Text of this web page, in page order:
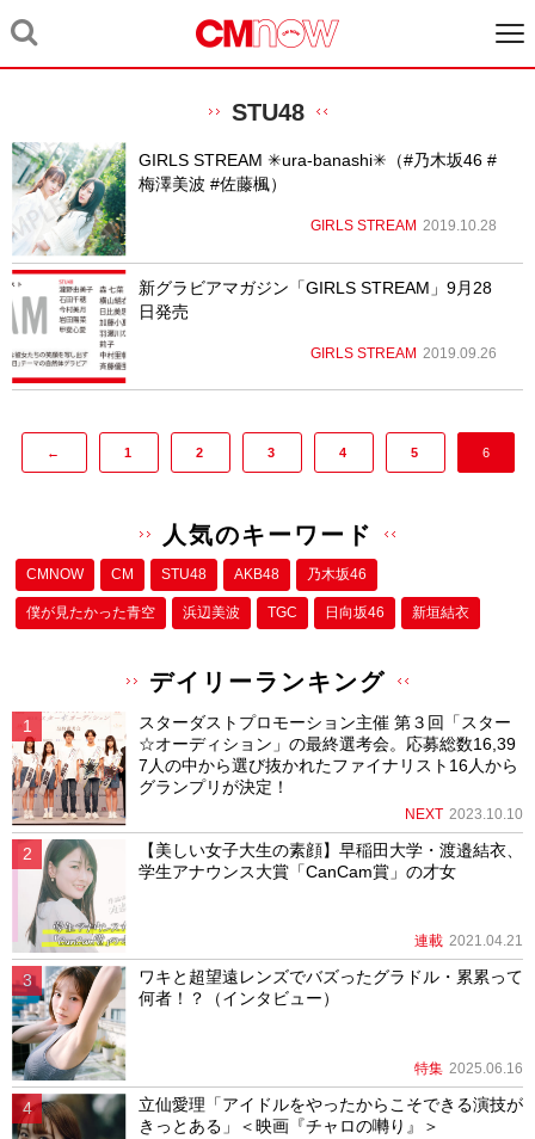
STU48
GIRLS STREAM ✳︎ura-banashi✳︎（#乃木坂46 #
梅澤美波 #佐藤楓）
GIRLS STREAM 2019.10.28
新グラビアマガジン「GIRLS STREAM」9月28
日発売
GIRLS STREAM 2019.09.26
← 1 2 3 4 5 6
人気のキーワード
CMNOW CM STU48 AKB48 乃木坂46
僕が⾒たかった⻘空 浜辺美波 TGC 日向坂46 新垣結衣
デイリーランキング
スターダストプロモーション主催 第３回「スター
☆オーディション」の最終選考会。応募総数16,39
7人の中から選び抜かれたファイナリスト16人から
グランプリが決定！
NEXT 2023.10.10
【美しい女子大生の素顔】早稲田大学・渡邉結衣、
学生アナウンス大賞「CanCam賞」の才女
連載 2021.04.21
ワキと超望遠レンズでバズったグラドル・累累って
何者！？（インタビュー）
特集 2025.06.16
立仙愛理「アイドルをやったからこそできる演技が
きっとある」＜映画『チャロの囀り』＞